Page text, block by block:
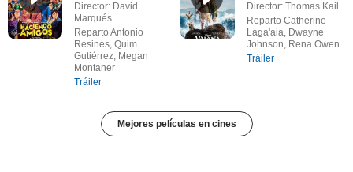
Director: David
Marqués
Reparto Antonio
Resines, Quim
Gutiérrez, Megan
Montaner
Tráiler
Director: Thomas Kail
Reparto Catherine
Laga'aia, Dwayne
Johnson, Rena Owen
Tráiler
Mejores películas en cines